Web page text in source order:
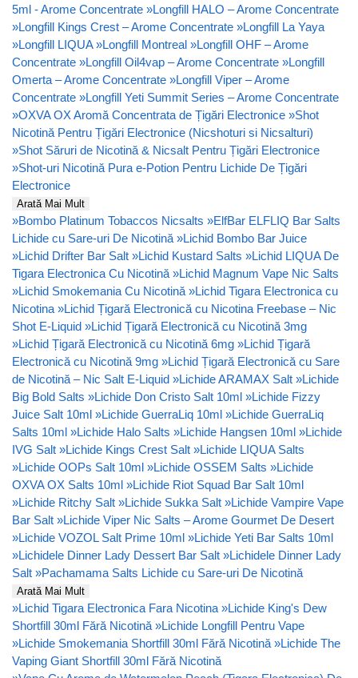
5ml - Arome Concentrate »Longfill HALO – Arome Concentrate
»Longfill Kings Crest – Arome Concentrate »Longfill La Yaya
»Longfill LIQUA »Longfill Montreal »Longfill OHF – Arome
Concentrate »Longfill Oil4vap – Arome Concentrate »Longfill
Omerta – Arome Concentrate »Longfill Viper – Arome
Concentrate »Longfill Yeti Summit Series – Arome Concentrate
»OXVA OX Aromă Concentrata de Țigări Electronice »Shot
Nicotină Pentru Țigări Electronice (Nicshoturi si Nicsalturi)
»Shot Săruri de Nicotină & Nicsalt Pentru Țigări Electronice
»Shot-uri Nicotină Pura e-Potion Pentru Lichide De Țigări
Electronice
Arată Mai Mult
»Bombo Platinum Tobaccos Nicsalts »ElfBar ELFLIQ Bar Salts
Lichide cu Sare-uri De Nicotină »Lichid Bombo Bar Juice
»Lichid Drifter Bar Salt »Lichid Kustard Salts »Lichid LIQUA De
Tigara Electronica Cu Nicotină »Lichid Magnum Vape Nic Salts
»Lichid Smokemania Cu Nicotină »Lichid Tigara Electronica cu
Nicotina »Lichid Țigară Electronică cu Nicotina Freebase – Nic
Shot E-Liquid »Lichid Țigară Electronică cu Nicotină 3mg
»Lichid Țigară Electronică cu Nicotină 6mg »Lichid Țigară
Electronică cu Nicotină 9mg »Lichid Țigară Electronică cu Sare
de Nicotină – Nic Salt E-Liquid »Lichide ARAMAX Salt »Lichide
Big Bold Salts »Lichide Don Cristo Salt 10ml »Lichide Fizzy
Juice Salt 10ml »Lichide GuerraLiq 10ml »Lichide GuerraLiq
Salts 10ml »Lichide Halo Salts »Lichide Hangsen 10ml »Lichide
IVG Salt »Lichide Kings Crest Salt »Lichide LIQUA Salts
»Lichide OOPs Salt 10ml »Lichide OSSEM Salts »Lichide
OXVA OX Salts 10ml »Lichide Riot Squad Bar Salt 10ml
»Lichide Ritchy Salt »Lichide Sukka Salt »Lichide Vampire Vape
Bar Salt »Lichide Viper Nic Salts – Arome Gourmet De Desert
»Lichide VOZOL Salt Prime 10ml »Lichide Yeti Bar Salts 10ml
»Lichidele Dinner Lady Dessert Bar Salt »Lichidele Dinner Lady
Salt »Pachamama Salts Lichide cu Sare-uri De Nicotină
Arată Mai Mult
»Lichid Tigara Electronica Fara Nicotina »Lichide King's Dew
Shortfill 30ml Fără Nicotină »Lichide Longfill Pentru Vape
»Lichide Smokemania Shortfill 30ml Fără Nicotină »Lichide The
Vaping Giant Shortfill 30ml Fără Nicotină